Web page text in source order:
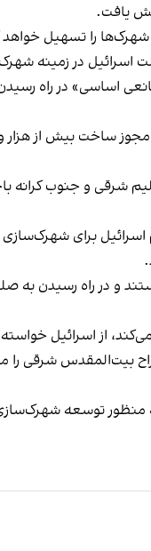
را تسهیل خواهد
در زمینه
اساسی» در راه
شرقی و جنوب
اسرائیل برای
و در راه رسیدن به
از اسرائیل
بیت‌المقدس شرقی را
توسعه